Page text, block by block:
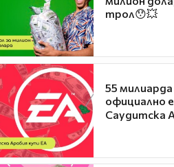
трол😯💥
55 милиарда
официално
Саудитска